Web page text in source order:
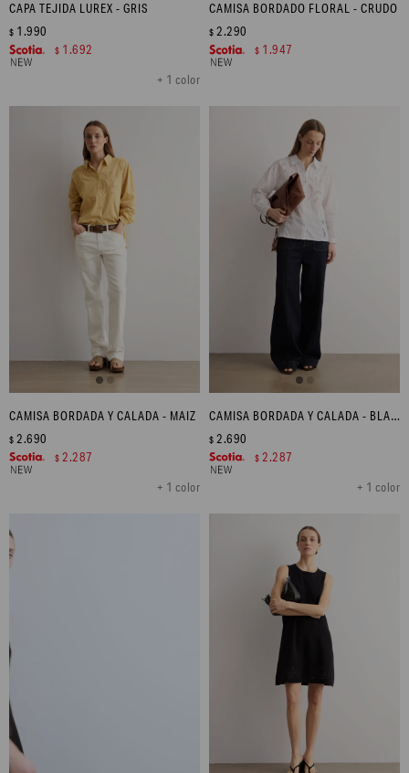
CAPA TEJIDA LUREX - GRIS
+ 1 color
$ 1.990
$ 1.692
CAMISA BORDADO FLORAL - CRUDO
$ 2.290
$ 1.947
CAMISA BORDADA Y CALADA - MAIZ
+ 1 color
$ 2.690
$ 2.287
CAMISA BORDADA Y CALADA - BLANCO
+ 1 color
$ 2.690
$ 2.287